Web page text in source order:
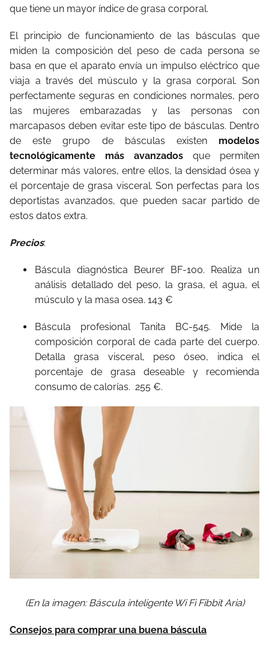
que tiene un mayor índice de grasa corporal.
El principio de funcionamiento de las básculas que
miden la composición del peso de cada persona se
basa en que el aparato envía un impulso eléctrico que
viaja a través del músculo y la grasa corporal. Son
perfectamente seguras en condiciones normales, pero
las mujeres embarazadas y las personas con
marcapasos deben evitar este tipo de básculas. Dentro
de este grupo de básculas existen modelos
tecnológicamente más avanzados que permiten
determinar más valores, entre ellos, la densidad ósea y
el porcentaje de grasa visceral. Son perfectas para los
deportistas avanzados, que pueden sacar partido de
estos datos extra.
Precios:
Báscula diagnóstica Beurer BF-100. Realiza un
análisis detallado del peso, la grasa, el agua, el
músculo y la masa osea. 143 €
Báscula profesional Tanita BC-545. Mide la
composición corporal de cada parte del cuerpo.
Detalla grasa visceral, peso óseo, indica el
porcentaje de grasa deseable y recomienda
consumo de calorías. 255 €.
(En la imagen: Báscula inteligente Wi Fi Fibbit Aria)
Consejos para comprar una buena báscula